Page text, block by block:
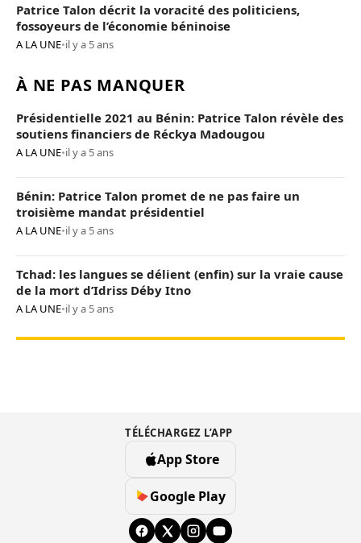
Patrice Talon décrit la voracité des politiciens,
fossoyeurs de l’économie béninoise
A LA UNE•il y a 5 ans
À NE PAS MANQUER
Présidentielle 2021 au Bénin: Patrice Talon révèle des
soutiens financiers de Réckya Madougou
A LA UNE•il y a 5 ans
Bénin: Patrice Talon promet de ne pas faire un
troisième mandat présidentiel
A LA UNE•il y a 5 ans
Tchad: les langues se délient (enfin) sur la vraie cause
de la mort d’Idriss Déby Itno
A LA UNE•il y a 5 ans
TÉLÉCHARGEZ L’APP
App Store
Google Play